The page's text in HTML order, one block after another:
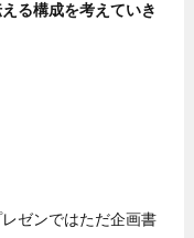
る構成を考えていき
ゼンではただ企画書